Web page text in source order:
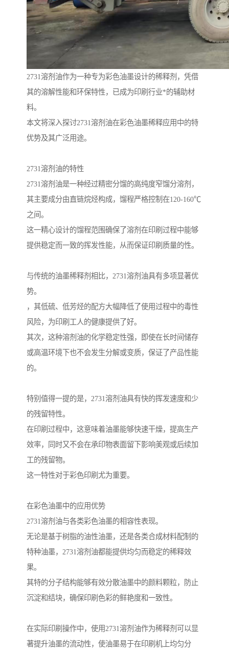
2731溶剂油作为一种专为彩色油墨设计的稀释剂，凭借
其的溶解性能和环保特性，已成为印刷行业*的辅助材
料。
本文将深入探讨2731溶剂油在彩色油墨稀释应用中的特
优势及其广泛用途。
2731溶剂油的特性
2731溶剂油是一种经过精密分馏的高纯度窄馏分溶剂，
其主要成分由直链烷烃构成，馏程严格控制在120-160℃
之间。
这一精心设计的馏程范围确保了溶剂在印刷过程中能够
提供稳定而一致的挥发性能，从而保证印刷质量的性。
与传统的油墨稀释剂相比，2731溶剂油具有多项显著优
势。
，其低硫、低芳烃的配方大幅降低了使用过程中的毒性
风险，为印刷工人的健康提供了好。
其次，这种溶剂油的化学稳定性强，即使在长时间储存
或高温环境下也不会发生分解或变质，保证了产品性能
的。
特别值得一提的是，2731溶剂油具有快的挥发速度和少
的残留特性。
在印刷过程中，这意味着油墨能够快速干燥，提高生产
效率，同时又不会在承印物表面留下影响美观或后续加
工的残留物。
这一特性对于彩色印刷尤为重要。
在彩色油墨中的应用优势
2731溶剂油与各类彩色油墨的相容性表现。
无论是基于树脂的油性油墨，还是各类合成材料配制的
特种油墨，2731溶剂油都能提供均匀而稳定的稀释效
果。
其特的分子结构能够有效分散油墨中的颜料颗粒，防止
沉淀和结块，确保印刷色彩的鲜艳度和一致性。
在实际印刷操作中，使用2731溶剂油作为稀释剂可以显
著提升油墨的流动性，使油墨易于在印刷机上均匀分